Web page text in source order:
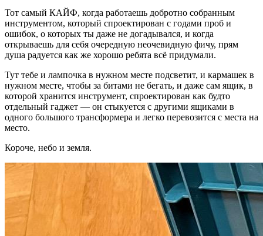
Тот самый КАЙФ, когда работаешь добротно собранным
инструментом, который спроектирован с годами проб и
ошибок, о которых ты даже не догадывался, и когда
открываешь для себя очередную неочевидную фичу, прям
душа радуется как же хорошо ребята всё придумали.
Тут тебе и лампочка в нужном месте подсветит, и кармашек в
нужном месте, чтобы за битами не бегать, и даже сам ящик, в
которой хранится инструмент, спроектирован как будто
отдельный гаджет — он стыкуется с другими ящиками в
одного большого трансформера и легко перевозится с места на
место.
Короче, небо и земля.